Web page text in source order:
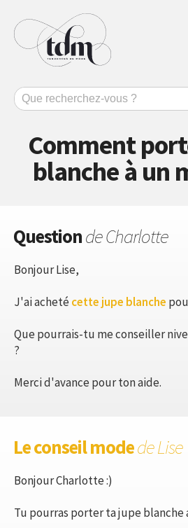
Comment
blanche à un
Questionde Charlotte
Bonjour Lise,
J'ai achetécette jupe blanche
Que pourrais-tu me conseiller
?
Merci d'avance pour ton aide.
Le conseil modede Lise
Bonjour Charlotte :)
Tu pourras porter ta jupe blanche